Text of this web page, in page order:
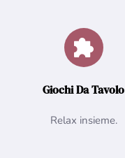
Giochi Da Tavolo
Relax insieme.